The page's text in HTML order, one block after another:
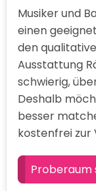
Musiker und
einen
den
Ausstattung
schwierig,
Deshalb
besser
kostenfrei zur
Proberaum